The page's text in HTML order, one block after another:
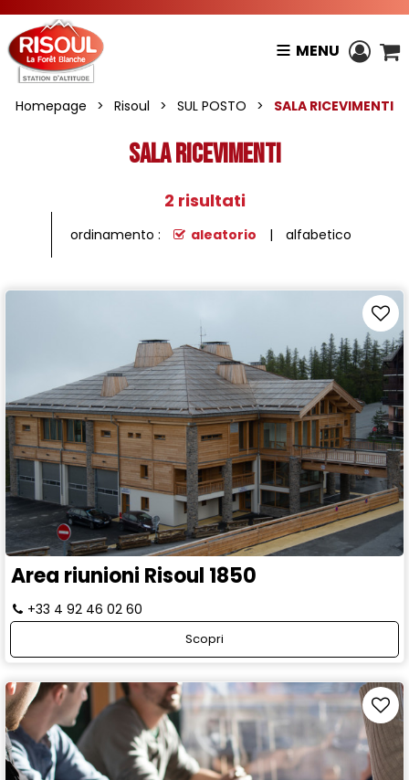
MENU
Homepage > Risoul > SUL POSTO > SALA RICEVIMENTI
SALA RICEVIMENTI
2 risultati
ordinamento : aleatorio alfabetico
Area riunioni Risoul 1850
+33 4 92 46 02 60
Scopri